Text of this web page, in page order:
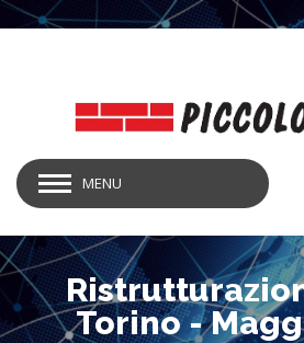
Salta al contenuto principale
MENU
Torino -